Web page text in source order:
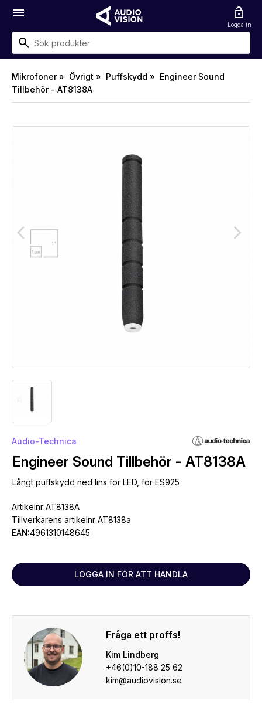
menu lock_open
Logga in
Mikrofoner » Övrigt » Puffskydd » Engineer Sound
Tillbehör - AT8138A
arrow_back_ios arrow_forward_ios
Audio-Technica
Engineer Sound Tillbehör - AT8138A
Långt puffskydd ned lins för LED, för ES925
Artikelnr:AT8138A
Tillverkarens artikelnr:AT8138a
EAN:4961310148645
LOGGA IN FÖR ATT HANDLA
Fråga ett proffs!
Kim Lindberg
+46(0)10-188 25 62
kim@audiovision.se